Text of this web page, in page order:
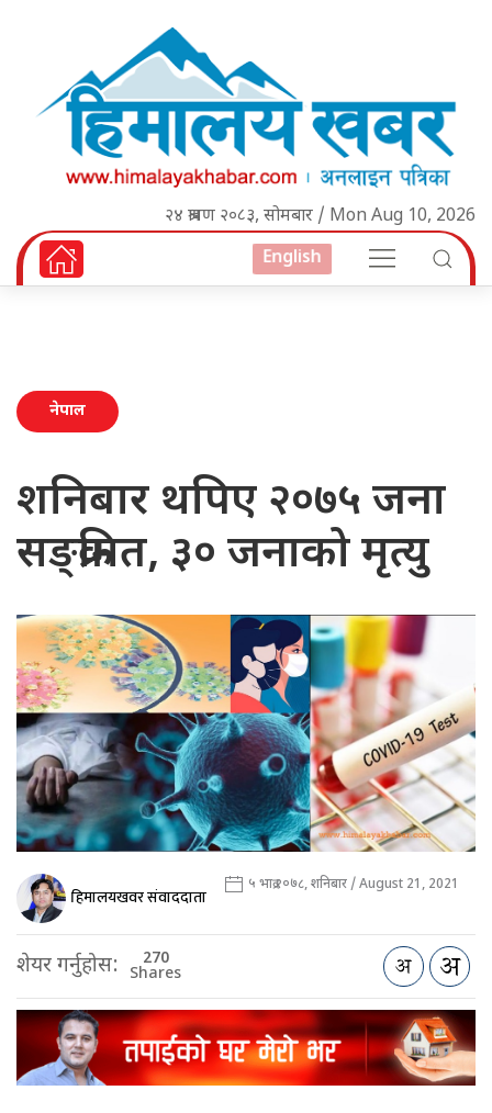
२४ श्रावण २०८३, सोमबार / Mon Aug 10, 2026
English
नेपाल
शनिबार थपिए २०७५ जना
सङ्क्रमित, ३० जनाको मृत्यु
हिमालयखवर संवाददाता ५ भाद्र २०७८, शनिबार / August 21, 2021
शेयर गर्नुहोस: 270
Shares